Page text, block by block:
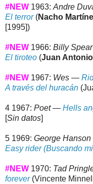
#NEW 1963: Andre
El terror(Nacho
[1995])
#NEW 1966: Billy
El tiroteo (Juan
#NEW 1967: Wes —
A través del huracán
4 1967: Poet — Hells
[Sin datos]
5 1969: George
Easy rider (Buscando
#NEW 1970: Tad
forever(Vincente